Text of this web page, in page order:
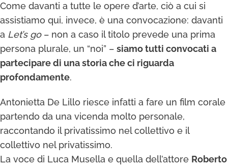
Come davanti a tutte le opere d’arte, ciò a cui si
assistiamo qui, invece, è una convocazione: davanti
a Let’s go– non a caso il titolo prevede una prima
persona plurale, un “noi” – siamo tutti convocati a
partecipare di una storia che ci riguarda
profondamente.
Antonietta De Lillo riesce infatti a fare un film corale
partendo da una vicenda molto personale,
raccontando il privatissimo nel collettivo e il
collettivo nel privatissimo.
La voce di Luca Musella e quella dell’attore Roberto